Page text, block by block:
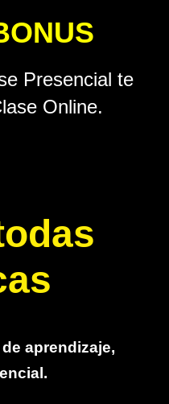
Presencial te
Online.
aprendizaje,